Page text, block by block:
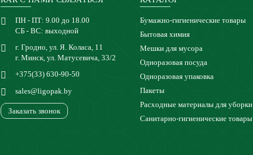
ПН - ПТ: 9.00 до 18.00
СБ - ВС: выходной
г. Гродно, ул. Я. Коласа, 11
г. Минск, ул. Матусевича, 33/2
+375(33) 630-90-50
sales@ligopak.by
Заказать звонок
Бумажно-гигиенические товары
Бытовая химия
Мешки для мусора
Одноразовая посуда
Одноразовая упаковка
Пакеты
Расходные материалы для уборки
Санитарно-гигиенические товары